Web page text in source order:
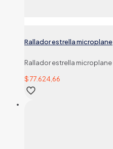
Rallador estrella microplane
Rallador estrella microplane
$77.624,66